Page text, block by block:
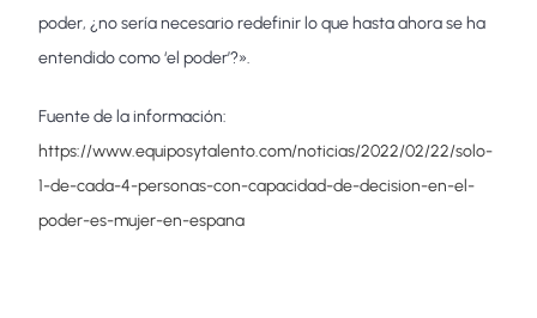
poder, ¿no sería necesario redefinir lo que hasta ahora se ha
entendido como ‘el poder’?».
Fuente de la información:
https://www.equiposytalento.com/noticias/2022/02/22/solo-
1-de-cada-4-personas-con-capacidad-de-decision-en-el-
poder-es-mujer-en-espana